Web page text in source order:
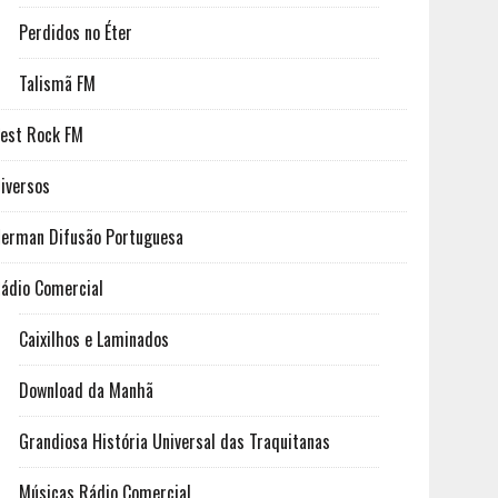
Perdidos no Éter
Talismã FM
Rock FM
Difusão Portuguesa
Comercial
Caixilhos e Laminados
Download da Manhã
Grandiosa História Universal das Traquitanas